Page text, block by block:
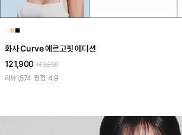
■■
화사 Curve 에르고핏 에디션
121,900 143,600
리뷰1,574 평점 4.9